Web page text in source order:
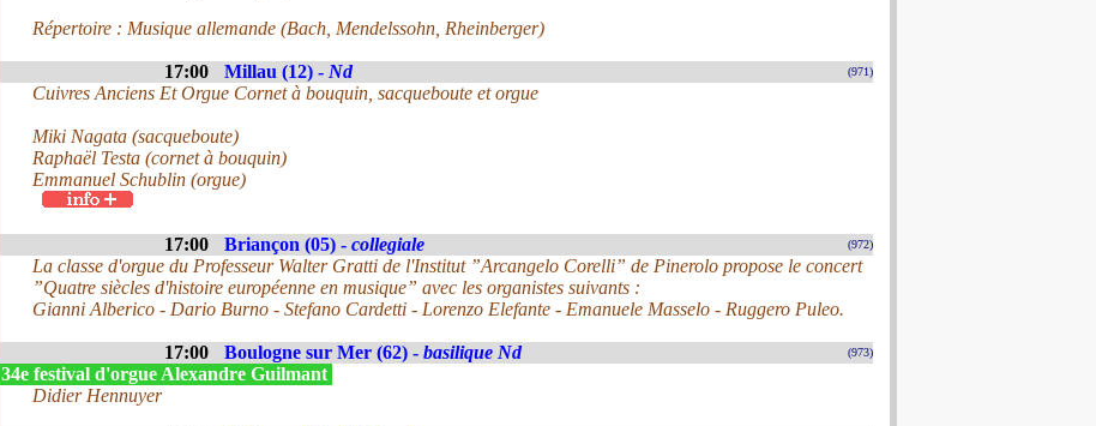
Répertoire : Musique allemande (Bach, Mendelssohn, Rheinberger)
17:00 Millau (12) - Nd (971)
Cuivres Anciens Et Orgue Cornet à bouquin, sacqueboute et orgue
Miki Nagata (sacqueboute)
Raphaël Testa (cornet à bouquin)
Emmanuel Schublin (orgue)
17:00 Briançon (05) - collegiale (972)
La classe d'orgue du Professeur Walter Gratti de l'Institut ”Arcangelo Corelli” de Pinerolo propose le concert
”Quatre siècles d'histoire européenne en musique” avec les organistes suivants :
Gianni Alberico - Dario Burno - Stefano Cardetti - Lorenzo Elefante - Emanuele Masselo - Ruggero Puleo.
17:00 Boulogne sur Mer (62) - basilique Nd (973)
34e festival d'orgue Alexandre Guilmant
Didier Hennuyer